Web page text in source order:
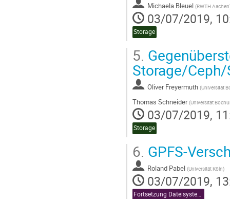
Michaela Bleuel (RWTH Aachen
03/07/2019,
Storage
5.
Storage/
Oliver Freyermuth (Universität
Thomas Schneider (Universität
03/07/2019,
Storage
6. GPFS-
Roland Pabel (Universität Köln)
03/07/2019,
Fortsetzung Dateisysteme, Forschungsdatenmanagement und Sonstiges